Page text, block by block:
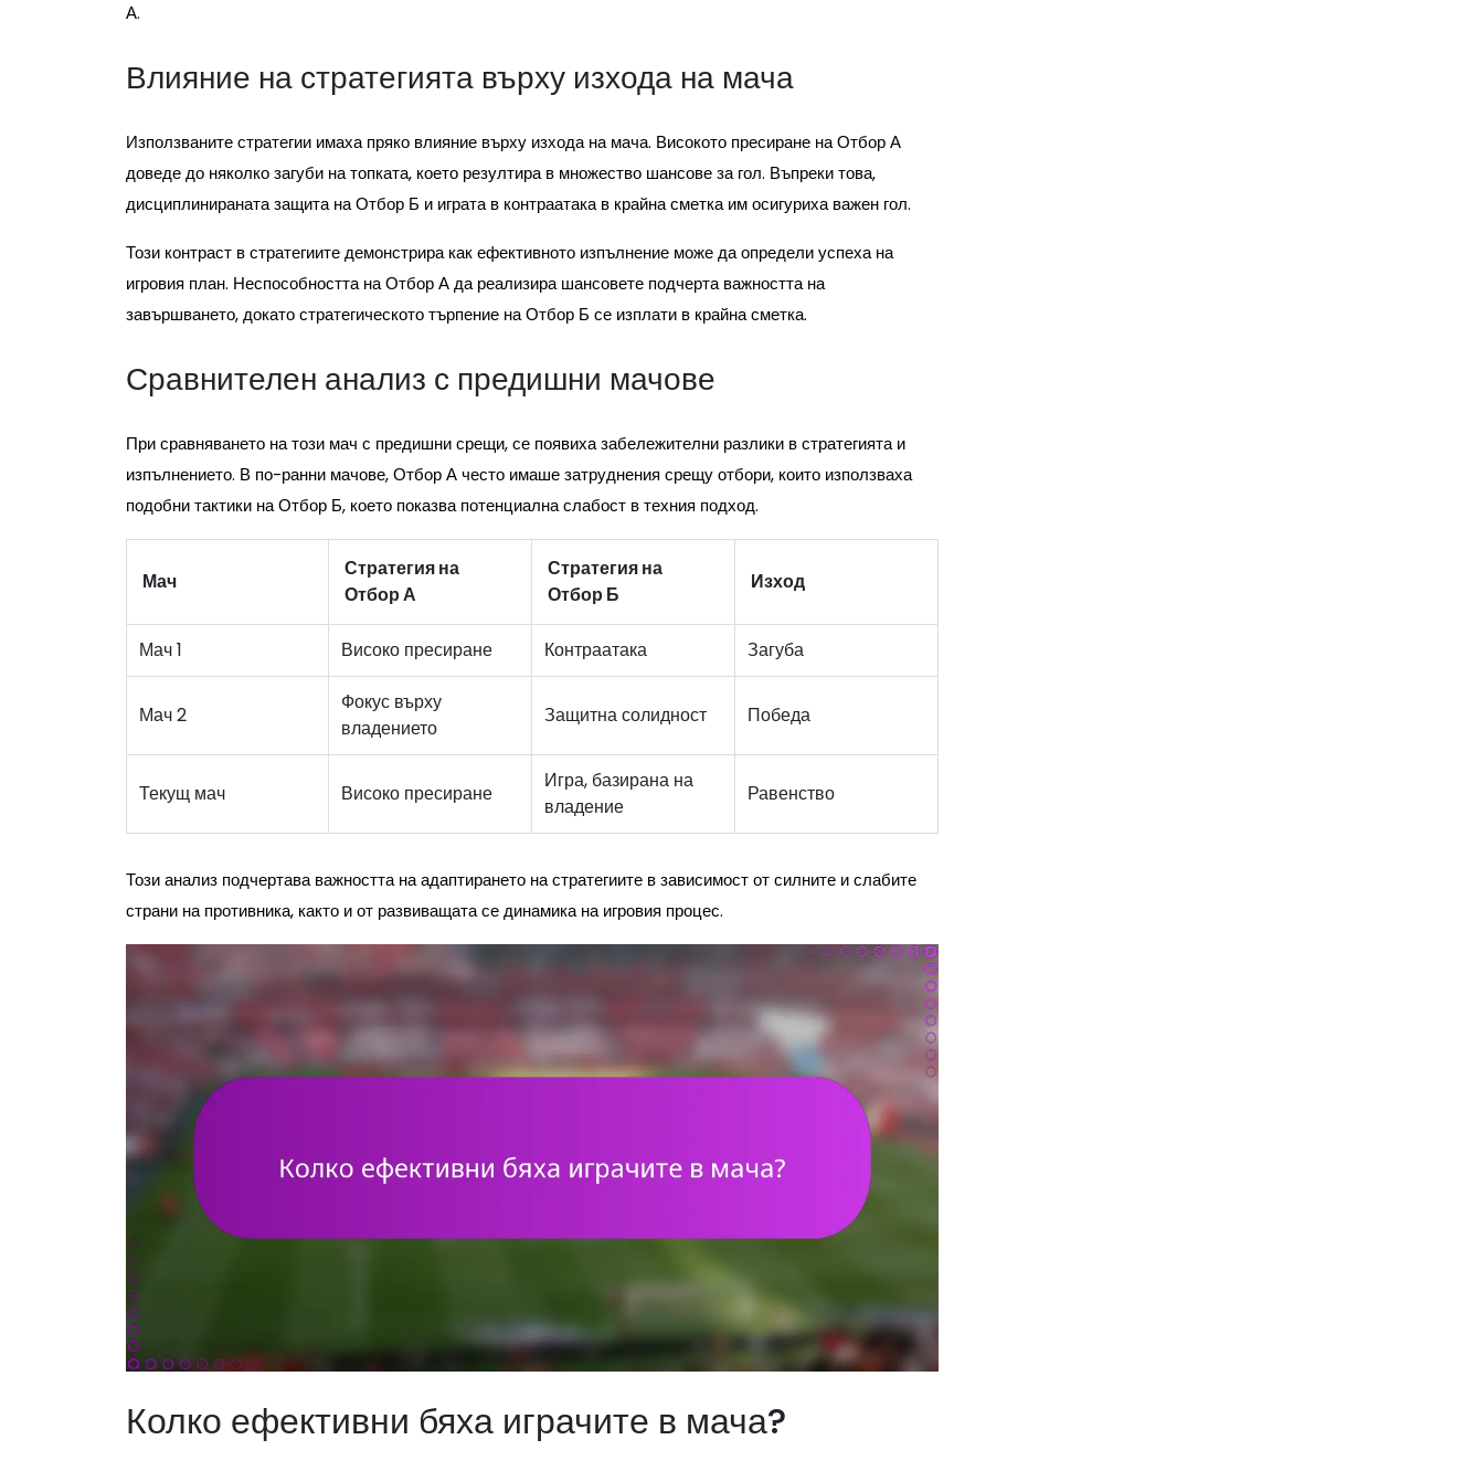
А.
Влияние на стратегията върху изхода на мача
Използваните стратегии имаха пряко влияние върху изхода на мача. Високото пресиране на Отбор А
доведе до няколко загуби на топката, което резултира в множество шансове за гол. Въпреки това,
дисциплинираната защита на Отбор Б и играта в контраатака в крайна сметка им осигуриха важен гол.
Този контраст в стратегиите демонстрира как ефективното изпълнение може да определи успеха на
игровия план. Неспособността на Отбор А да реализира шансовете подчерта важността на
завършването, докато стратегическото търпение на Отбор Б се изплати в крайна сметка.
Сравнителен анализ с предишни мачове
При сравняването на този мач с предишни срещи, се появиха забележителни разлики в стратегията и
изпълнението. В по-ранни мачове, Отбор А често имаше затруднения срещу отбори, които използваха
подобни тактики на Отбор Б, което показва потенциална слабост в техния подход.
Мач
Стратегия на
Отбор А
Стратегия на
Отбор Б
Изход
Мач 1 Високо пресиране Контраатака Загуба
Мач 2
Фокус върху
владението
Защитна солидност Победа
Текущ мач Високо пресиране
Игра, базирана на
владение
Равенство
Този анализ подчертава важността на адаптирането на стратегиите в зависимост от силните и слабите
страни на противника, както и от развиващата се динамика на игровия процес.
Колко ефективни бяха играчите в мача?